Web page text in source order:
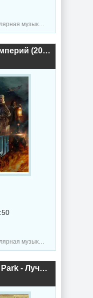
/ Метал музыка / Сборник музыка
Radio Tapok - Эпоха Империй (2023) торрент
/ Альбомы музыка
Парк Горького - Gorky Park - Лучшее (2002) торрент